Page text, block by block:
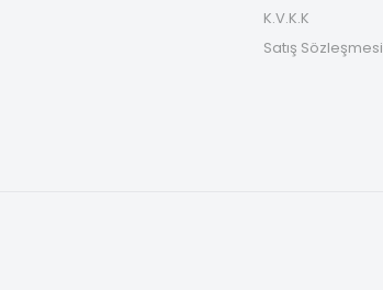
K.V.K.K
Satış Sözleşmesi